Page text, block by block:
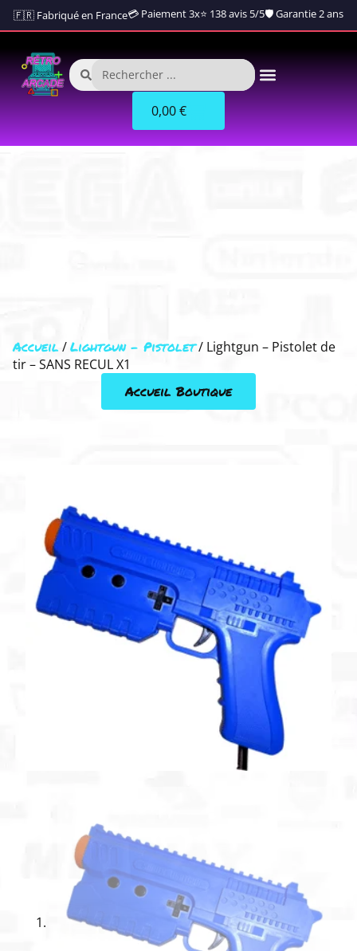
🇫🇷 Fabriqué en France💳 Paiement 3x⭐ 138 avis 5/5🛡️ Garantie 2 ans
0,00€
Accueil /Lightgun - Pistolet/ Lightgun – Pistolet de
tir – SANS RECUL X1
Accueil Boutique